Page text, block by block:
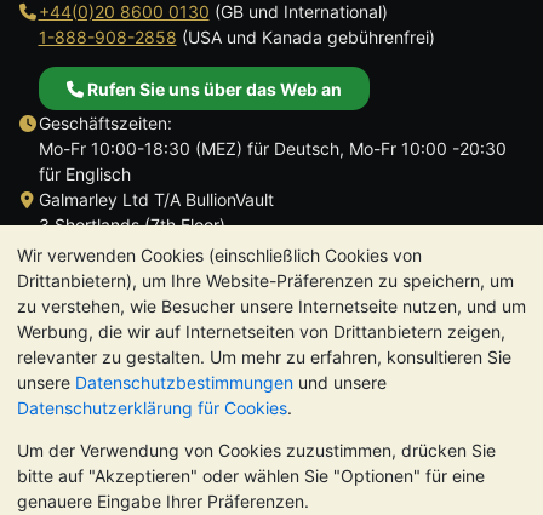
Wir verwenden Cookies (einschließlich Cookies von
Drittanbietern), um Ihre Website-Präferenzen zu speichern, um
zu verstehen, wie Besucher unsere Internetseite nutzen, und um
Werbung, die wir auf Internetseiten von Drittanbietern zeigen,
relevanter zu gestalten. Um mehr zu erfahren, konsultieren Sie
unsere Datenschutzbestimmungen und unsere
Datenschutzerklärung für Cookies.
Um der Verwendung von Cookies zuzustimmen, drücken Sie
bitte auf "Akzeptieren" oder wählen Sie "Optionen" für eine
genauere Eingabe Ihrer Präferenzen.
+44(0)20 8600 0130 (GB und International)
1-888-908-2858 (USA und Kanada gebührenfrei)
Rufen Sie uns über das Web an
Geschäftszeiten:
Mo-Fr 10:00-18:30 (MEZ) für Deutsch, Mo-Fr 10:00 -20:30
für Englisch
Galmarley Ltd T/A BullionVault
3 Shortlands (7th Floor)
Hammersmith
London
W6 8DA
Großbritannien
TrustScore 4.8 | 725 Bewertungen
BITTE BEACHTEN SIE: Der Wert von Edelmetallen kann sowohl
steigen als auch fallen. Historische Trends sind keine Garantie